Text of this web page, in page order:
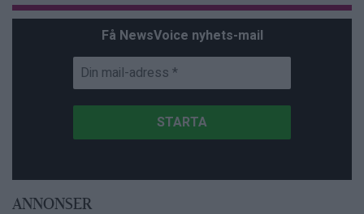
Få NewsVoice nyhets-mail
ANNONSER